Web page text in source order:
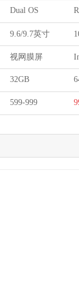
Dual OS
9.6/9.7英寸
视网膜屏
32GB
599-999